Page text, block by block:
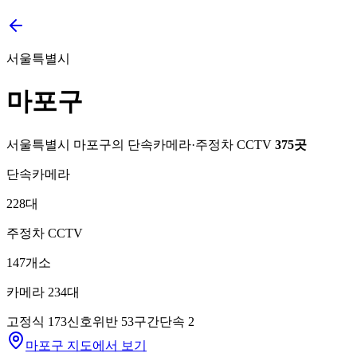
서울특별시
마포구
서울특별시 마포구의 단속카메라·주정차 CCTV 375곳
단속카메라
228대
주정차 CCTV
147개소
카메라 234대
고정식 173신호위반 53구간단속 2
마포구 지도에서 보기